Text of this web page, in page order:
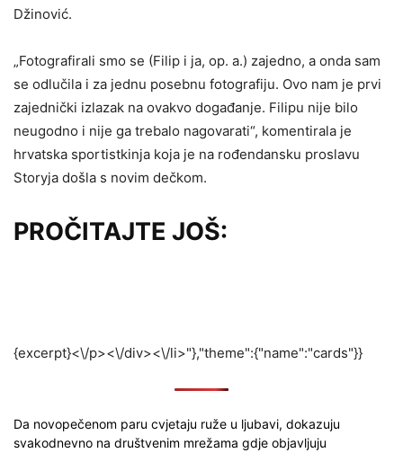
Džinović.
„Fotografirali smo se (Filip i ja, op. a.) zajedno, a onda sam
se odlučila i za jednu posebnu fotografiju. Ovo nam je prvi
zajednički izlazak na ovakvo događanje. Filipu nije bilo
neugodno i nije ga trebalo nagovarati“, komentirala je
hrvatska sportistkinja koja je na rođendansku proslavu
Storyja došla s novim dečkom.
PROČITAJTE JOŠ:
{excerpt}<\/p><\/div><\/li>"},"theme":{"name":"cards"}}
Da novopečenom paru cvjetaju ruže u ljubavi, dokazuju
svakodnevno na društvenim mrežama gdje objavljuju